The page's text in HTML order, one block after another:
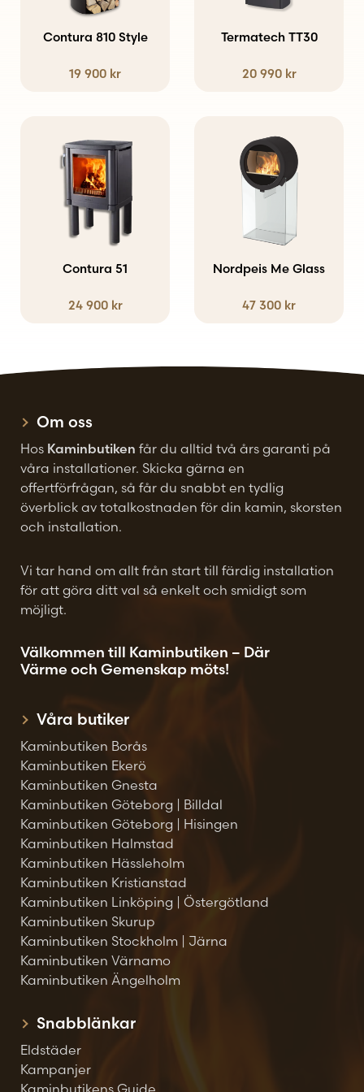
Contura 810 Style
19 900 kr
varianter.
väljas
produktsidan
Termatech TT30
20 990 kr
Contura 51
24 900 kr
Nordpeis Me Glass
47 300 kr
produkten
varianter.
olika
Om oss
Hos Kaminbutiken får du alltid två års garanti på
våra installationer. Skicka gärna en
offertförfrågan, så får du snabbt en tydlig
överblick av totalkostnaden för din kamin, skorsten
och installation.
Vi tar hand om allt från start till färdig installation
för att göra ditt val så enkelt och smidigt som
möjligt.
Välkommen till Kaminbutiken – Där
Värme och Gemenskap möts!
Våra butiker
Kaminbutiken Borås
Kaminbutiken Ekerö
Kaminbutiken Gnesta
Kaminbutiken Göteborg | Billdal
Kaminbutiken Göteborg | Hisingen
Kaminbutiken Halmstad
Kaminbutiken Hässleholm
Kaminbutiken Kristianstad
Kaminbutiken Linköping | Östergötland
Kaminbutiken Skurup
Kaminbutiken Stockholm | Järna
Kaminbutiken Värnamo
Kaminbutiken Ängelholm
Snabblänkar
Eldstäder
Kampanjer